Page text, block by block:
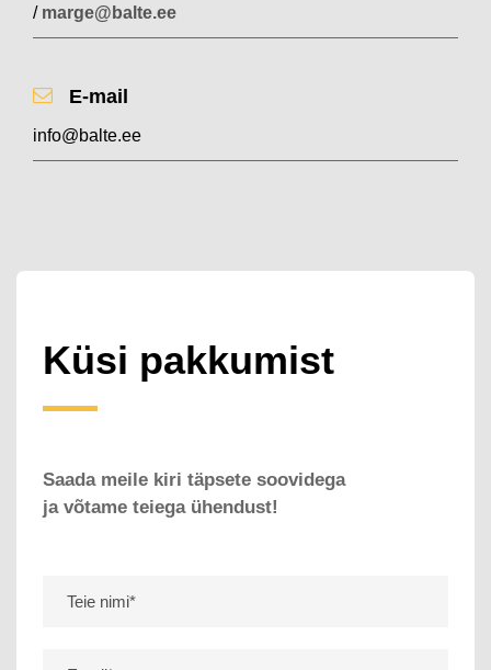
/ marge@balte.ee
E-mail
info@balte.ee
Küsi pakkumist
Saada meile kiri täpsete soovidega
ja võtame teiega ühendust!